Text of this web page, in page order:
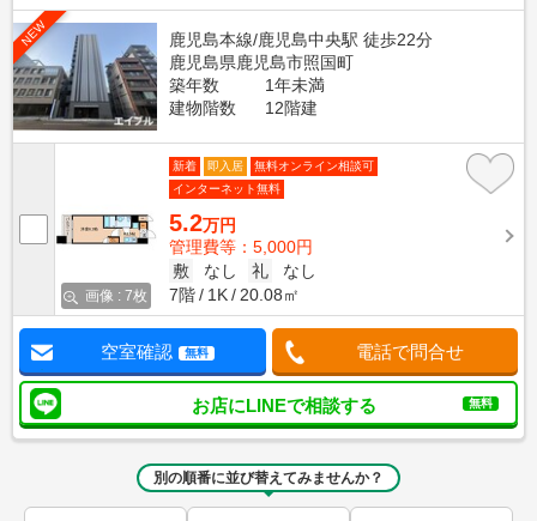
NEW
鹿児島本線/鹿児島中央駅 徒歩22分
鹿児島県鹿児島市照国町
築年数
1年未満
建物階数
12階建
画像 : 7枚
新着 即入居
無料オンライン相談可
インターネット無料
5.2万円
管理費等：5,000円
敷
なし 礼
なし
7階
1K 20.08㎡
空室確認 無料 電話で問合せ
お店にLINEで相談する 無料
別の順番に並び替えてみませんか？